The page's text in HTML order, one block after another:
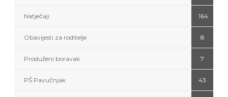
Natječaji 164
Obavijesti za roditelje 8
Produženi boravak 7
PŠ Pavučnjak 43